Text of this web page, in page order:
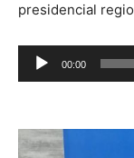
presidencial
Reproductor
de
00:00